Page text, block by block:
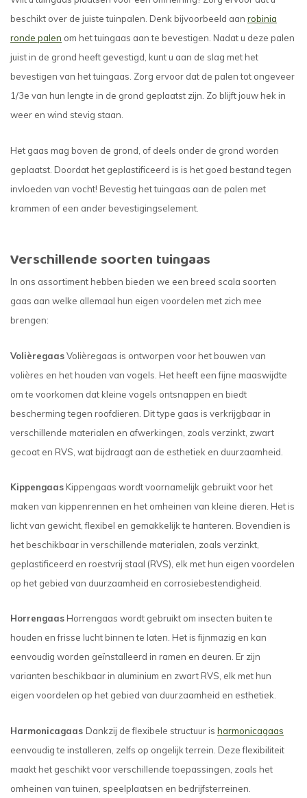
beschikt over de juiste tuinpalen. Denk bijvoorbeeld aan robinia
ronde palen om het tuingaas aan te bevestigen. Nadat u deze palen
juist in de grond heeft gevestigd, kunt u aan de slag met het
bevestigen van het tuingaas. Zorg ervoor dat de palen tot ongeveer
1/3e van hun lengte in de grond geplaatst zijn. Zo blijft jouw hek in
weer en wind stevig staan.
Het gaas mag boven de grond, of deels onder de grond worden
geplaatst. Doordat het geplastificeerd is is het goed bestand tegen
invloeden van vocht! Bevestig het tuingaas aan de palen met
krammen of een ander bevestigingselement.
Verschillende soorten tuingaas
In ons assortiment hebben bieden we een breed scala soorten
gaas aan welke allemaal hun eigen voordelen met zich mee
brengen:
VolièregaasVolièregaas is ontworpen voor het bouwen van
volières en het houden van vogels. Het heeft een fijne maaswijdte
om te voorkomen dat kleine vogels ontsnappen en biedt
bescherming tegen roofdieren. Dit type gaas is verkrijgbaar in
verschillende materialen en afwerkingen, zoals verzinkt, zwart
gecoat en RVS, wat bijdraagt aan de esthetiek en duurzaamheid.
Kippengaas Kippengaas wordt voornamelijk gebruikt voor het
maken van kippenrennen en het omheinen van kleine dieren. Het is
licht van gewicht, flexibel en gemakkelijk te hanteren. Bovendien is
het beschikbaar in verschillende materialen, zoals verzinkt,
geplastificeerd en roestvrij staal (RVS), elk met hun eigen voordelen
op het gebied van duurzaamheid en corrosiebestendigheid.
Horrengaas Horrengaas wordt gebruikt om insecten buiten te
houden en frisse lucht binnen te laten. Het is fijnmazig en kan
eenvoudig worden geïnstalleerd in ramen en deuren. Er zijn
varianten beschikbaar in aluminium en zwart RVS, elk met hun
eigen voordelen op het gebied van duurzaamheid en esthetiek.
Harmonicagaas Dankzij de flexibele structuur is harmonicagaas
eenvoudig te installeren, zelfs op ongelijk terrein. Deze flexibiliteit
maakt het geschikt voor verschillende toepassingen, zoals het
omheinen van tuinen, speelplaatsen en bedrijfsterreinen.